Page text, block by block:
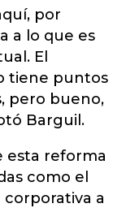
por
a lo que es
El
tiene puntos
pero bueno,
Barguil.
esta reforma
como el
a